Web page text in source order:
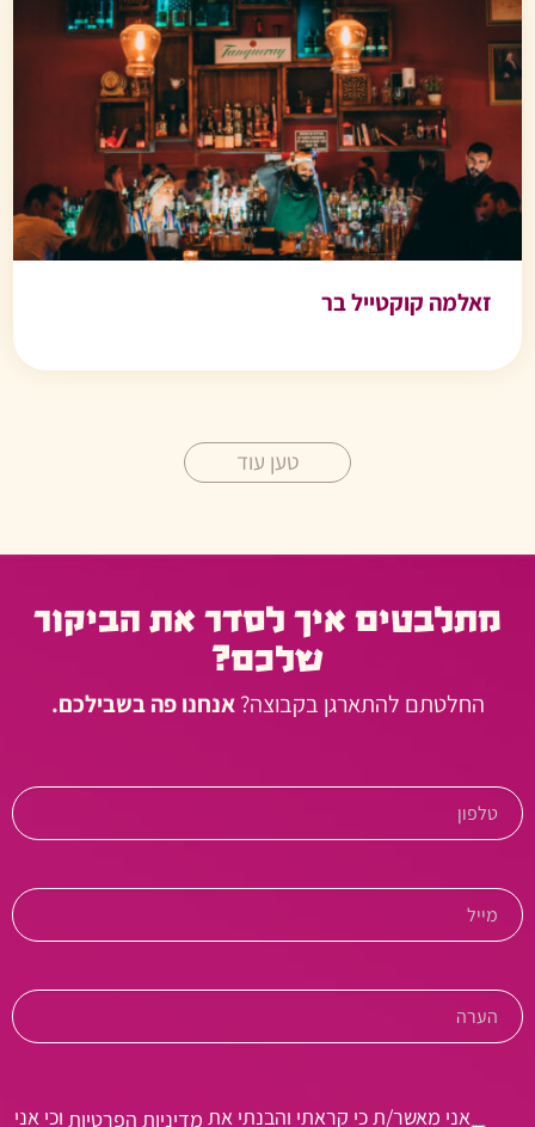
זאלמה קוקטייל בר
טען עוד
מתלבטים איך לסדר את הביקור
שלכם?
החלטתם להתארגן בקבוצה?אנחנו פה בשבילכם.
אני מאשר/ת כי קראתי והבנתי את מדיניות הפרטיות וכי אני